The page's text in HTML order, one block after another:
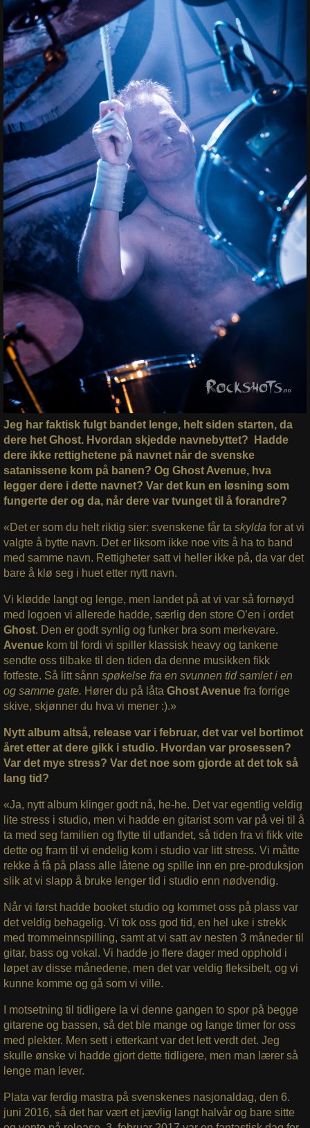
Jeg har faktisk fulgt bandet lenge, helt siden starten, da
dere het Ghost. Hvordan skjedde navnebyttet? Hadde
dere ikke rettighetene på navnet når de svenske
satanissene kom på banen? Og Ghost Avenue, hva
legger dere i dette navnet? Var det kun en løsning som
fungerte der og da, når dere var tvunget til å forandre?
«Det er som du helt riktig sier: svenskene får ta skylda for at vi
valgte å bytte navn. Det er liksom ikke noe vits å ha to band
med samme navn. Rettigheter satt vi heller ikke på, da var det
bare å klø seg i huet etter nytt navn.
Vi klødde langt og lenge, men landet på at vi var så fornøyd
med logoen vi allerede hadde, særlig den store O’en i ordet
Ghost. Den er godt synlig og funker bra som merkevare.
Avenue kom til fordi vi spiller klassisk heavy og tankene
sendte oss tilbake til den tiden da denne musikken fikk
fotfeste. Så litt sånn spøkelse fra en svunnen tid samlet i en
og samme gate. Hører du på låta Ghost Avenue fra forrige
skive, skjønner du hva vi mener :).»
Nytt album altså, release var i februar, det var vel bortimot
året etter at dere gikk i studio. Hvordan var prosessen?
Var det mye stress? Var det noe som gjorde at det tok så
lang tid?
«Ja, nytt album klinger godt nå, he-he. Det var egentlig veldig
lite stress i studio, men vi hadde en gitarist som var på vei til å
ta med seg familien og flytte til utlandet, så tiden fra vi fikk vite
dette og fram til vi endelig kom i studio var litt stress. Vi måtte
rekke å få på plass alle låtene og spille inn en pre-produksjon
slik at vi slapp å bruke lenger tid i studio enn nødvendig.
Når vi først hadde booket studio og kommet oss på plass var
det veldig behagelig. Vi tok oss god tid, en hel uke i strekk
med trommeinnspilling, samt at vi satt av nesten 3 måneder til
gitar, bass og vokal. Vi hadde jo flere dager med opphold i
løpet av disse månedene, men det var veldig fleksibelt, og vi
kunne komme og gå som vi ville.
I motsetning til tidligere la vi denne gangen to spor på begge
gitarene og bassen, så det ble mange og lange timer for oss
med plekter. Men sett i etterkant var det lett verdt det. Jeg
skulle ønske vi hadde gjort dette tidligere, men man lærer så
lenge man lever.
Plata var ferdig mastra på svenskenes nasjonaldag, den 6.
juni 2016, så det har vært et jævlig langt halvår og bare sitte